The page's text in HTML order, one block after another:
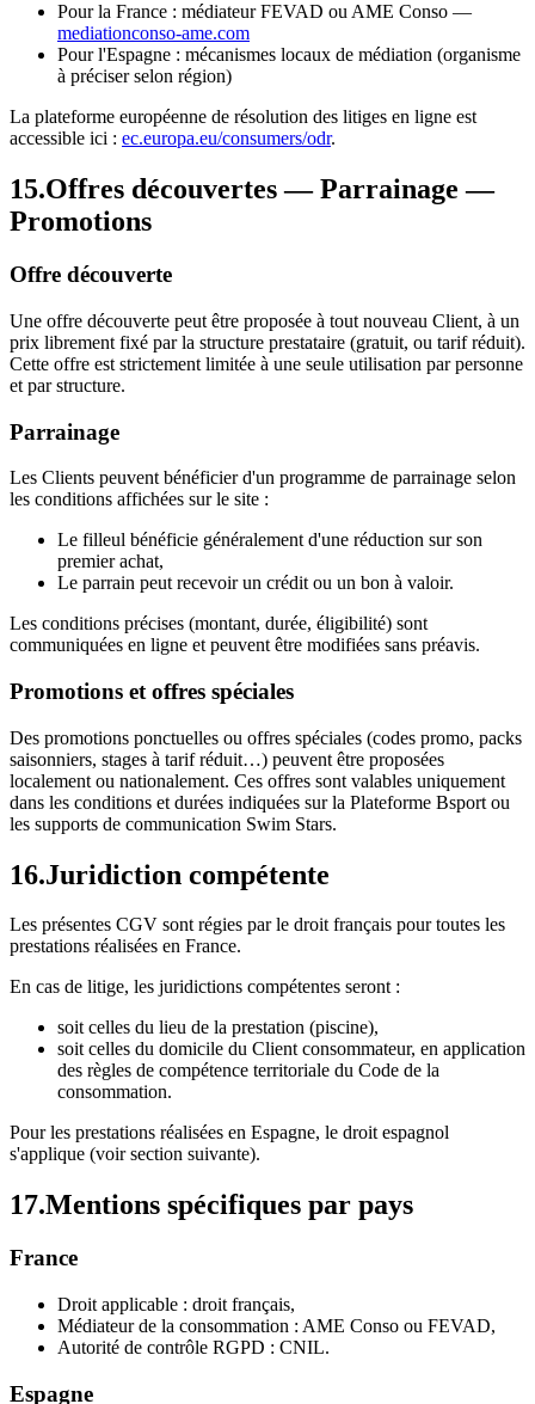
Pour la France : médiateur FEVAD ou AME Conso —
mediationconso-ame.com
Pour l'Espagne : mécanismes locaux de médiation (organisme
à préciser selon région)
La plateforme européenne de résolution des litiges en ligne est
accessible ici : ec.europa.eu/consumers/odr.
15.Offres découvertes — Parrainage —
Promotions
Offre découverte
Une offre découverte peut être proposée à tout nouveau Client, à un
prix librement fixé par la structure prestataire (gratuit, ou tarif réduit).
Cette offre est strictement limitée à une seule utilisation par personne
et par structure.
Parrainage
Les Clients peuvent bénéficier d'un programme de parrainage selon
les conditions affichées sur le site :
Le filleul bénéficie généralement d'une réduction sur son
premier achat,
Le parrain peut recevoir un crédit ou un bon à valoir.
Les conditions précises (montant, durée, éligibilité) sont
communiquées en ligne et peuvent être modifiées sans préavis.
Promotions et offres spéciales
Des promotions ponctuelles ou offres spéciales (codes promo, packs
saisonniers, stages à tarif réduit…) peuvent être proposées
localement ou nationalement. Ces offres sont valables uniquement
dans les conditions et durées indiquées sur la Plateforme Bsport ou
les supports de communication Swim Stars.
16.Juridiction compétente
Les présentes CGV sont régies par le droit français pour toutes les
prestations réalisées en France.
En cas de litige, les juridictions compétentes seront :
soit celles du lieu de la prestation (piscine),
soit celles du domicile du Client consommateur, en application
des règles de compétence territoriale du Code de la
consommation.
Pour les prestations réalisées en Espagne, le droit espagnol
s'applique (voir section suivante).
17.Mentions spécifiques par pays
France
Droit applicable : droit français,
Médiateur de la consommation : AME Conso ou FEVAD,
Autorité de contrôle RGPD : CNIL.
Espagne